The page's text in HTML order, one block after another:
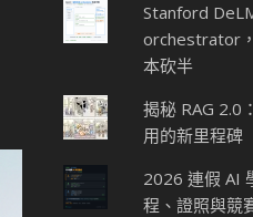
Stanford
orchestrator
本砍半
揭秘 RAG 2.0
用的新里程碑
2026 連假 AI
程、證照與競